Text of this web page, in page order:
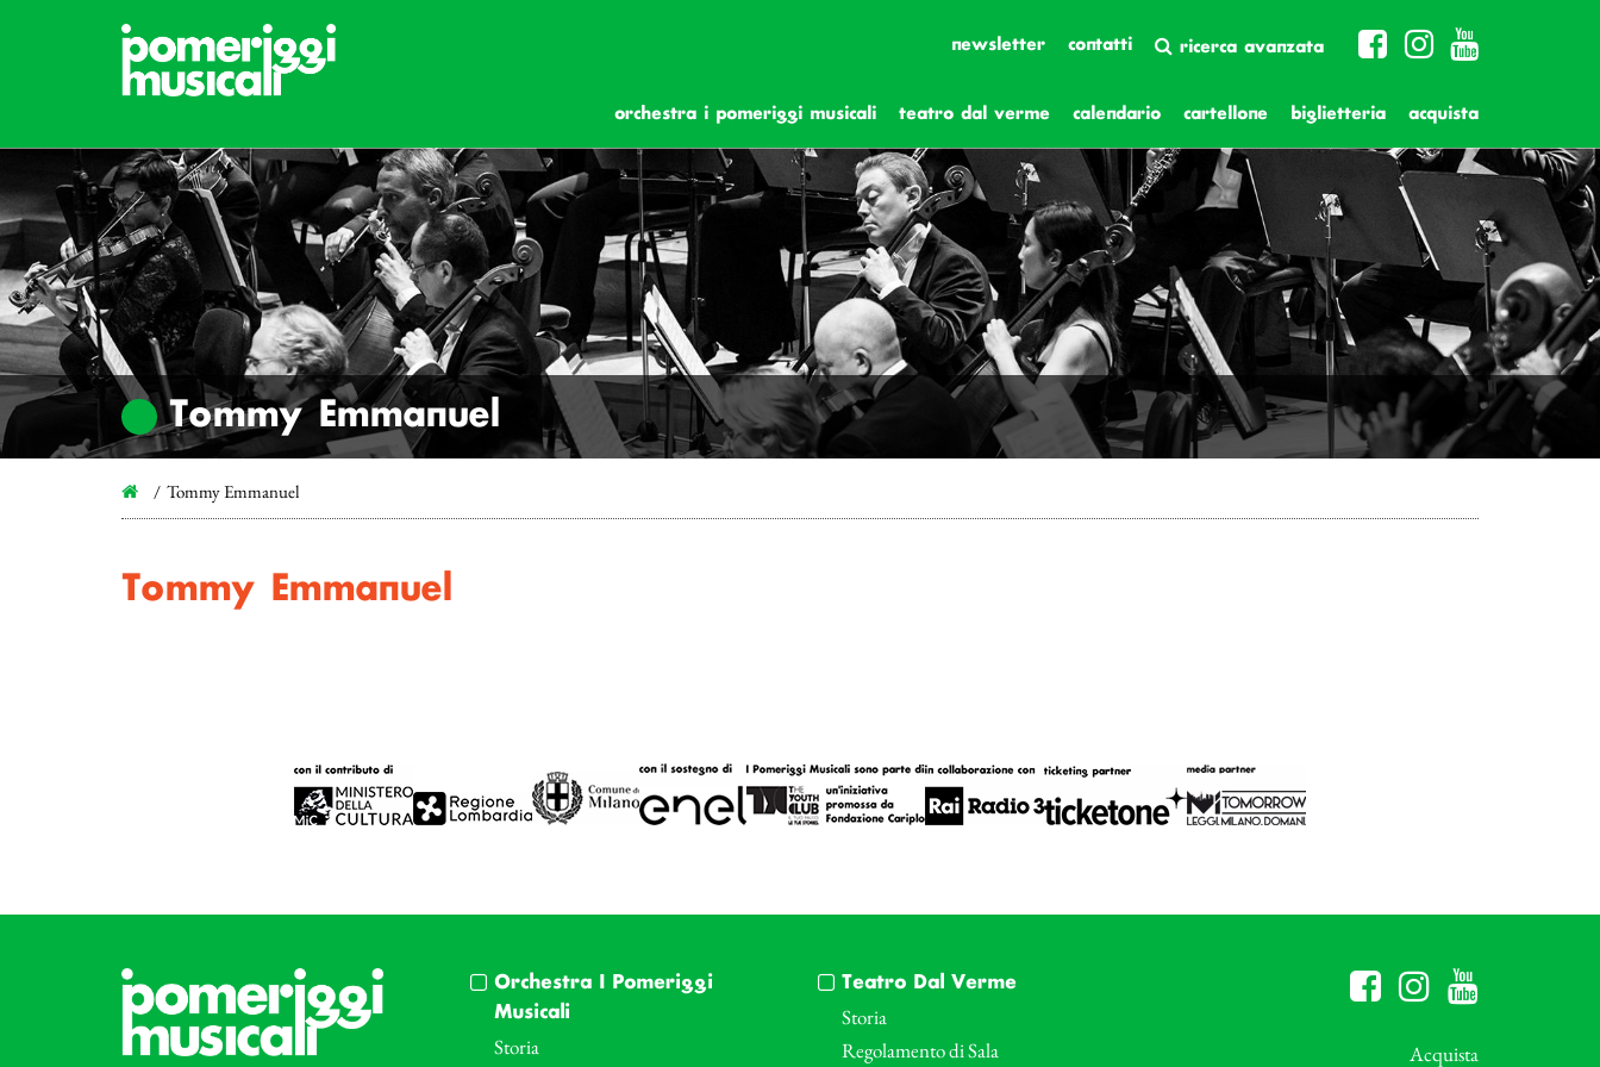
newsletter contatti ricerca avanzata
orchestra i pomeriggi musicali teatro dal verme calendario cartellone biglietteria acquista
Tommy Emmanuel
Tommy Emmanuel
Tommy Emmanuel
Orchestra I Pomeriggi
Musicali
Storia
Teatro Dal Verme
Storia
Regolamento di Sala
Acquista